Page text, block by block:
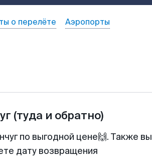
о перелёте Аэропорты
(туда и обратно)
по выгодной цене🙌. Также вы
дату возвращения